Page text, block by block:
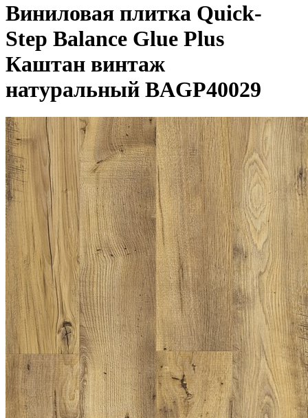
Виниловая плитка Quick-
Step Balance Glue Plus
Каштан винтаж
натуральный BAGP40029